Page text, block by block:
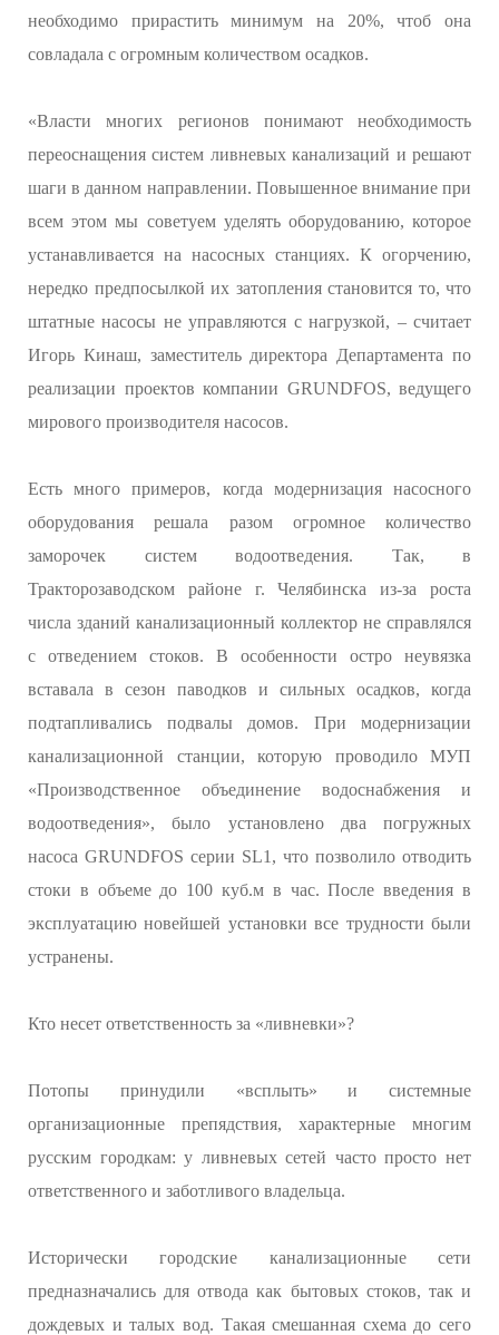
необходимо прирастить минимум на 20%, чтоб она
совладала с огромным количеством осадков.
«Власти многих регионов понимают необходимость
переоснащения систем ливневых канализаций и решают
шаги в данном направлении. Повышенное внимание при
всем этом мы советуем уделять оборудованию, которое
устанавливается на насосных станциях. К огорчению,
нередко предпосылкой их затопления становится то, что
штатные насосы не управляются с нагрузкой, – считает
Игорь Кинаш, заместитель директора Департамента по
реализации проектов компании GRUNDFOS, ведущего
мирового производителя насосов.
Есть много примеров, когда модернизация насосного
оборудования решала разом огромное количество
заморочек систем водоотведения. Так, в
Тракторозаводском районе г. Челябинска из-за роста
числа зданий канализационный коллектор не справлялся
с отведением стоков. В особенности остро неувязка
вставала в сезон паводков и сильных осадков, когда
подтапливались подвалы домов. При модернизации
канализационной станции, которую проводило МУП
«Производственное объединение водоснабжения и
водоотведения», было установлено два погружных
насоса GRUNDFOS серии SL1, что позволило отводить
стоки в объеме до 100 куб.м в час. После введения в
эксплуатацию новейшей установки все трудности были
устранены.
Кто несет ответственность за «ливневки»?
Потопы принудили «всплыть» и системные
организационные препядствия, характерные многим
русским городкам: у ливневых сетей часто просто нет
ответственного и заботливого владельца.
Исторически городские канализационные сети
предназначались для отвода как бытовых стоков, так и
дождевых и талых вод. Такая смешанная схема до сего